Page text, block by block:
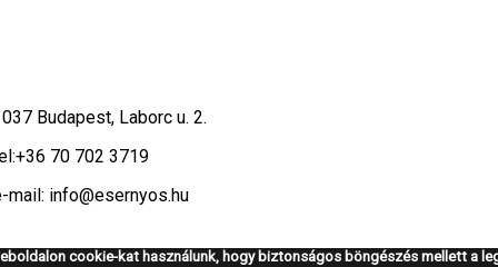
Budapest, Laborc u. 2.
+36 70 702 3719
mail: info@esernyos.hu
cookie-kat használunk, hogy biztonságos böngészés mellett a